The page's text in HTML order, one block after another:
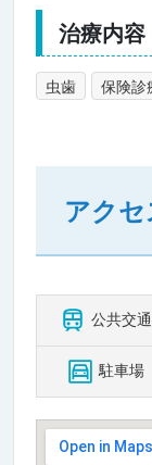
治療内容
虫歯 保険診
アク
公共交通
駐車場